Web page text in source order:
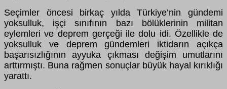
Seçimler öncesi birkaç yılda Türkiye’nin gündemi
yoksulluk, işçi sınıfının bazı bölüklerinin militan
eylemleri ve deprem gerçeği ile dolu idi. Özellikle de
yoksulluk ve deprem gündemleri iktidarın açıkça
başarısızlığının ayyuka çıkması değişim umutlarını
arttırmıştı. Buna rağmen sonuçlar büyük hayal kırıklığı
yarattı.